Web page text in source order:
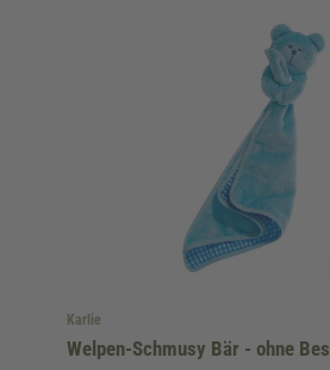
Karlie
Welpen-Schmusy Bär - ohne